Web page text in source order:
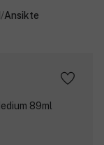
/Ansikte